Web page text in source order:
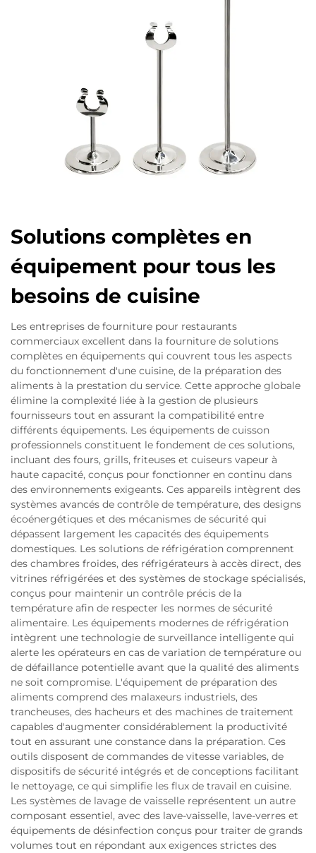
Solutions complètes en
équipement pour tous les
besoins de cuisine
Les entreprises de fourniture pour restaurants
commerciaux excellent dans la fourniture de solutions
complètes en équipements qui couvrent tous les aspects
du fonctionnement d'une cuisine, de la préparation des
aliments à la prestation du service. Cette approche globale
élimine la complexité liée à la gestion de plusieurs
fournisseurs tout en assurant la compatibilité entre
différents équipements. Les équipements de cuisson
professionnels constituent le fondement de ces solutions,
incluant des fours, grills, friteuses et cuiseurs vapeur à
haute capacité, conçus pour fonctionner en continu dans
des environnements exigeants. Ces appareils intègrent des
systèmes avancés de contrôle de température, des designs
écoénergétiques et des mécanismes de sécurité qui
dépassent largement les capacités des équipements
domestiques. Les solutions de réfrigération comprennent
des chambres froides, des réfrigérateurs à accès direct, des
vitrines réfrigérées et des systèmes de stockage spécialisés,
conçus pour maintenir un contrôle précis de la
température afin de respecter les normes de sécurité
alimentaire. Les équipements modernes de réfrigération
intègrent une technologie de surveillance intelligente qui
alerte les opérateurs en cas de variation de température ou
de défaillance potentielle avant que la qualité des aliments
ne soit compromise. L'équipement de préparation des
aliments comprend des malaxeurs industriels, des
trancheuses, des hacheurs et des machines de traitement
capables d'augmenter considérablement la productivité
tout en assurant une constance dans la préparation. Ces
outils disposent de commandes de vitesse variables, de
dispositifs de sécurité intégrés et de conceptions facilitant
le nettoyage, ce qui simplifie les flux de travail en cuisine.
Les systèmes de lavage de vaisselle représentent un autre
composant essentiel, avec des lave-vaisselle, lave-verres et
équipements de désinfection conçus pour traiter de grands
volumes tout en répondant aux exigences strictes des